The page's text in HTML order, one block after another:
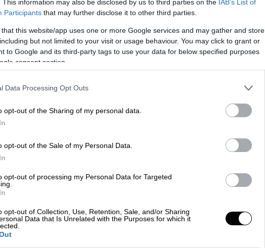
This information may also be disclosed by us to third parties on the IAB’s List of
Participants that may further disclose it to other third parties.
that this website/app uses one or more Google services and may gather and store
but not limited to your visit or usage behaviour. You may click to grant or
to Google and its third-party tags to use your data for below specified purposes
consent section.
Data Processing Opt Outs
opt-out of the Sharing of my personal data.
opt-out of the Sale of my Personal Data.
opt-out of processing my Personal Data for Targeted
opt-out of Collection, Use, Retention, Sale, and/or Sharing
Data that Is Unrelated with the Purposes for which it
με προσοχή το φινάλε της Αγγελικής
«Είχα πολλά χρόνια να αγαπήσω
Νιώθω τυχερή για όλους τους νέους
όλους τους ήδη γνωστούς που
σε όλους σας σπουδαίοι μου!